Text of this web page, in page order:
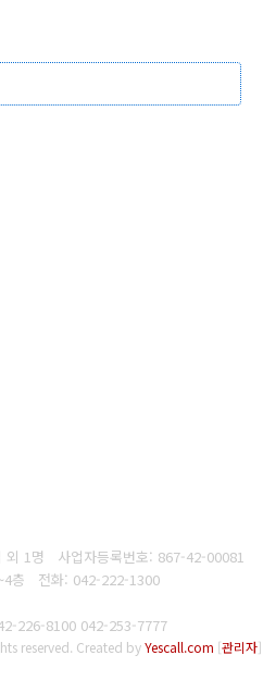
외 1명 사업자등록번호: 867-42-00081
층 전화: 042-222-1300
226-8100 042-253-7777
reserved. Created byYescall.com [관리자]